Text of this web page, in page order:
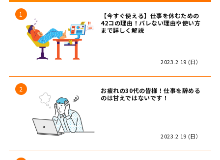
【今すぐ使える】仕事を休むための
42コの理由！バレない理由や使い方
まで詳しく解説
2023.2.19 (日）
お疲れの30代の皆様！仕事を辞める
のは甘えではないです！
2023.2.19 (日）